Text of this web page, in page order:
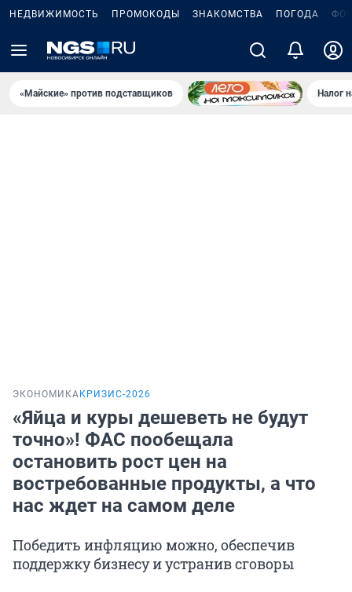
НЕДВИЖИМОСТЬ ПРОМОКОДЫ ЗНАКОМСТВА ПОГОДА
«Майские» против подставщиков Налог
ЭКОНОМИКА КРИЗИС-2026
«Яйца и куры дешеветь не будут
точно»! ФАС пообещала
остановить рост цен на
востребованные продукты, а что
нас ждет на самом деле
Победить инфляцию можно, обеспечив
поддержку бизнесу и устранив сговоры